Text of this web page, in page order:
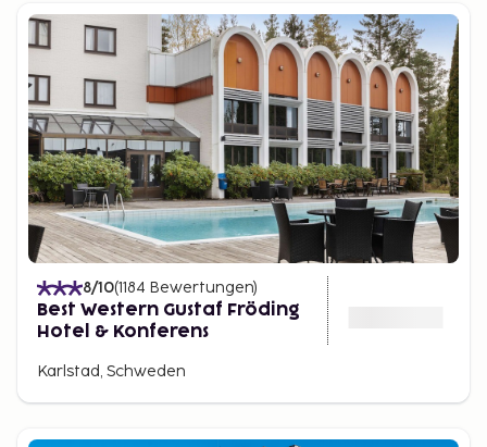
8/10(1184 Bewertungen)
Best Western Gustaf Fröding
Hotel & Konferens
Karlstad, Schweden